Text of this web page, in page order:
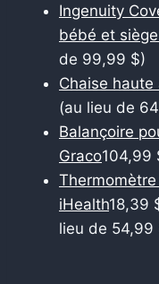
Ingenuity
bébé et
de 99,99 $)
Chaise haute
(au lieu de
Balançoire
Graco104,99
iHealth18,39
lieu de 54,99